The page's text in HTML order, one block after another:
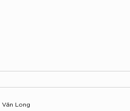
án dân sự
Văn Long